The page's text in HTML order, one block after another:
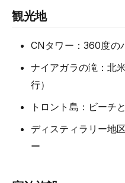
観光地
CNタワー：360度の
ナイアガラの滝：北
行）
トロント島：ビーチ
ディスティラリー地
ー